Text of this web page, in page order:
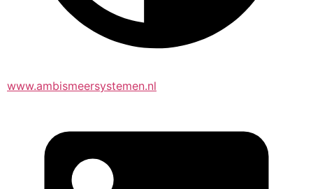
www.ambismeersystemen.nl